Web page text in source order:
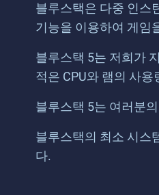
블루스택은 다중 인스
기능을 이용하여 게임
블루스택 5는 저희가
적은 CPU와 램의 사
블루스택 5는 여러분
블루스택의 최소 시스
다.